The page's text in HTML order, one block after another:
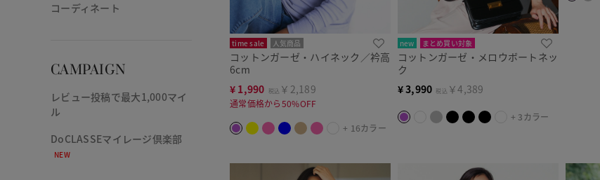
コーディネート
CAMPAIGN
レビュー投稿で最大1,000マイ
ル
DoCLASSEマイレージ倶楽部
NEW
time sale 人気商品
コットンガーゼ・ハイネック／衿高
6cm
¥ 1,990 税込 ￥2,189
通常価格から50%OFF
+ 16カラー
new まとめ買い対象
コットンガーゼ・メロウボートネッ
ク
¥3,990 税込 ￥4,389
+ 3カラー